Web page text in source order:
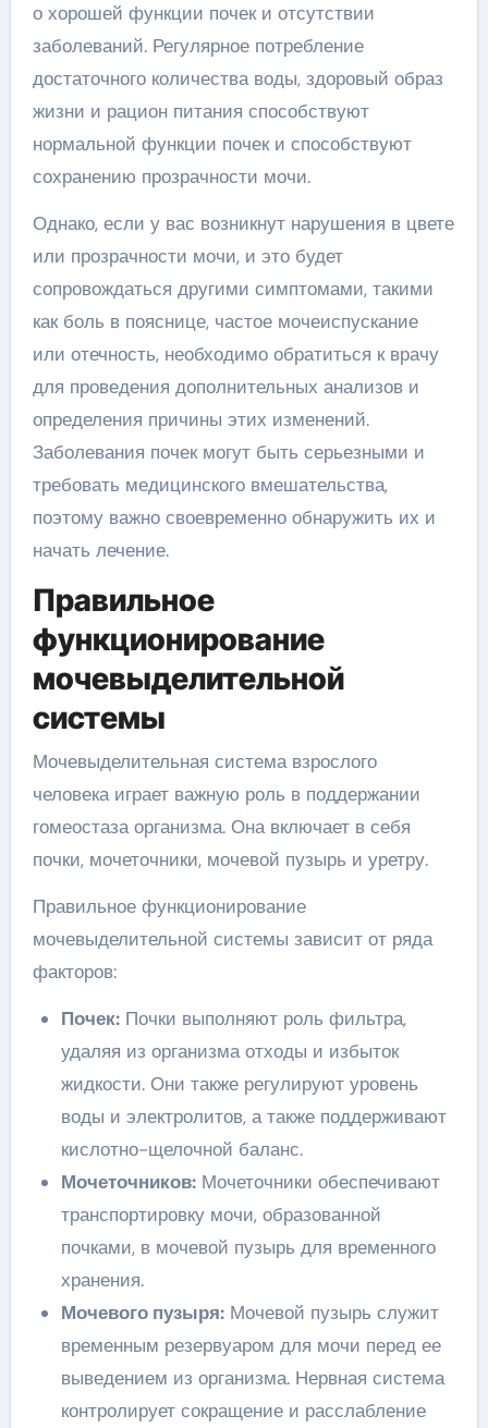
о хорошей функции почек и отсутствии
заболеваний. Регулярное потребление
достаточного количества воды, здоровый образ
жизни и рацион питания способствуют
нормальной функции почек и способствуют
сохранению прозрачности мочи.
Однако, если у вас возникнут нарушения в цвете
или прозрачности мочи, и это будет
сопровождаться другими симптомами, такими
как боль в пояснице, частое мочеиспускание
или отечность, необходимо обратиться к врачу
для проведения дополнительных анализов и
определения причины этих изменений.
Заболевания почек могут быть серьезными и
требовать медицинского вмешательства,
поэтому важно своевременно обнаружить их и
начать лечение.
Правильное
функционирование
мочевыделительной
системы
Мочевыделительная система взрослого
человека играет важную роль в поддержании
гомеостаза организма. Она включает в себя
почки, мочеточники, мочевой пузырь и уретру.
Правильное функционирование
мочевыделительной системы зависит от ряда
факторов:
Почек:Почки выполняют роль фильтра,
удаляя из организма отходы и избыток
жидкости. Они также регулируют уровень
воды и электролитов, а также поддерживают
кислотно-щелочной баланс.
Мочеточников:Мочеточники обеспечивают
транспортировку мочи, образованной
почками, в мочевой пузырь для временного
хранения.
Мочевого пузыря:Мочевой пузырь служит
временным резервуаром для мочи перед ее
выведением из организма. Нервная система
контролирует сокращение и расслабление